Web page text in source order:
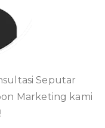
Seputar
Marketing kami